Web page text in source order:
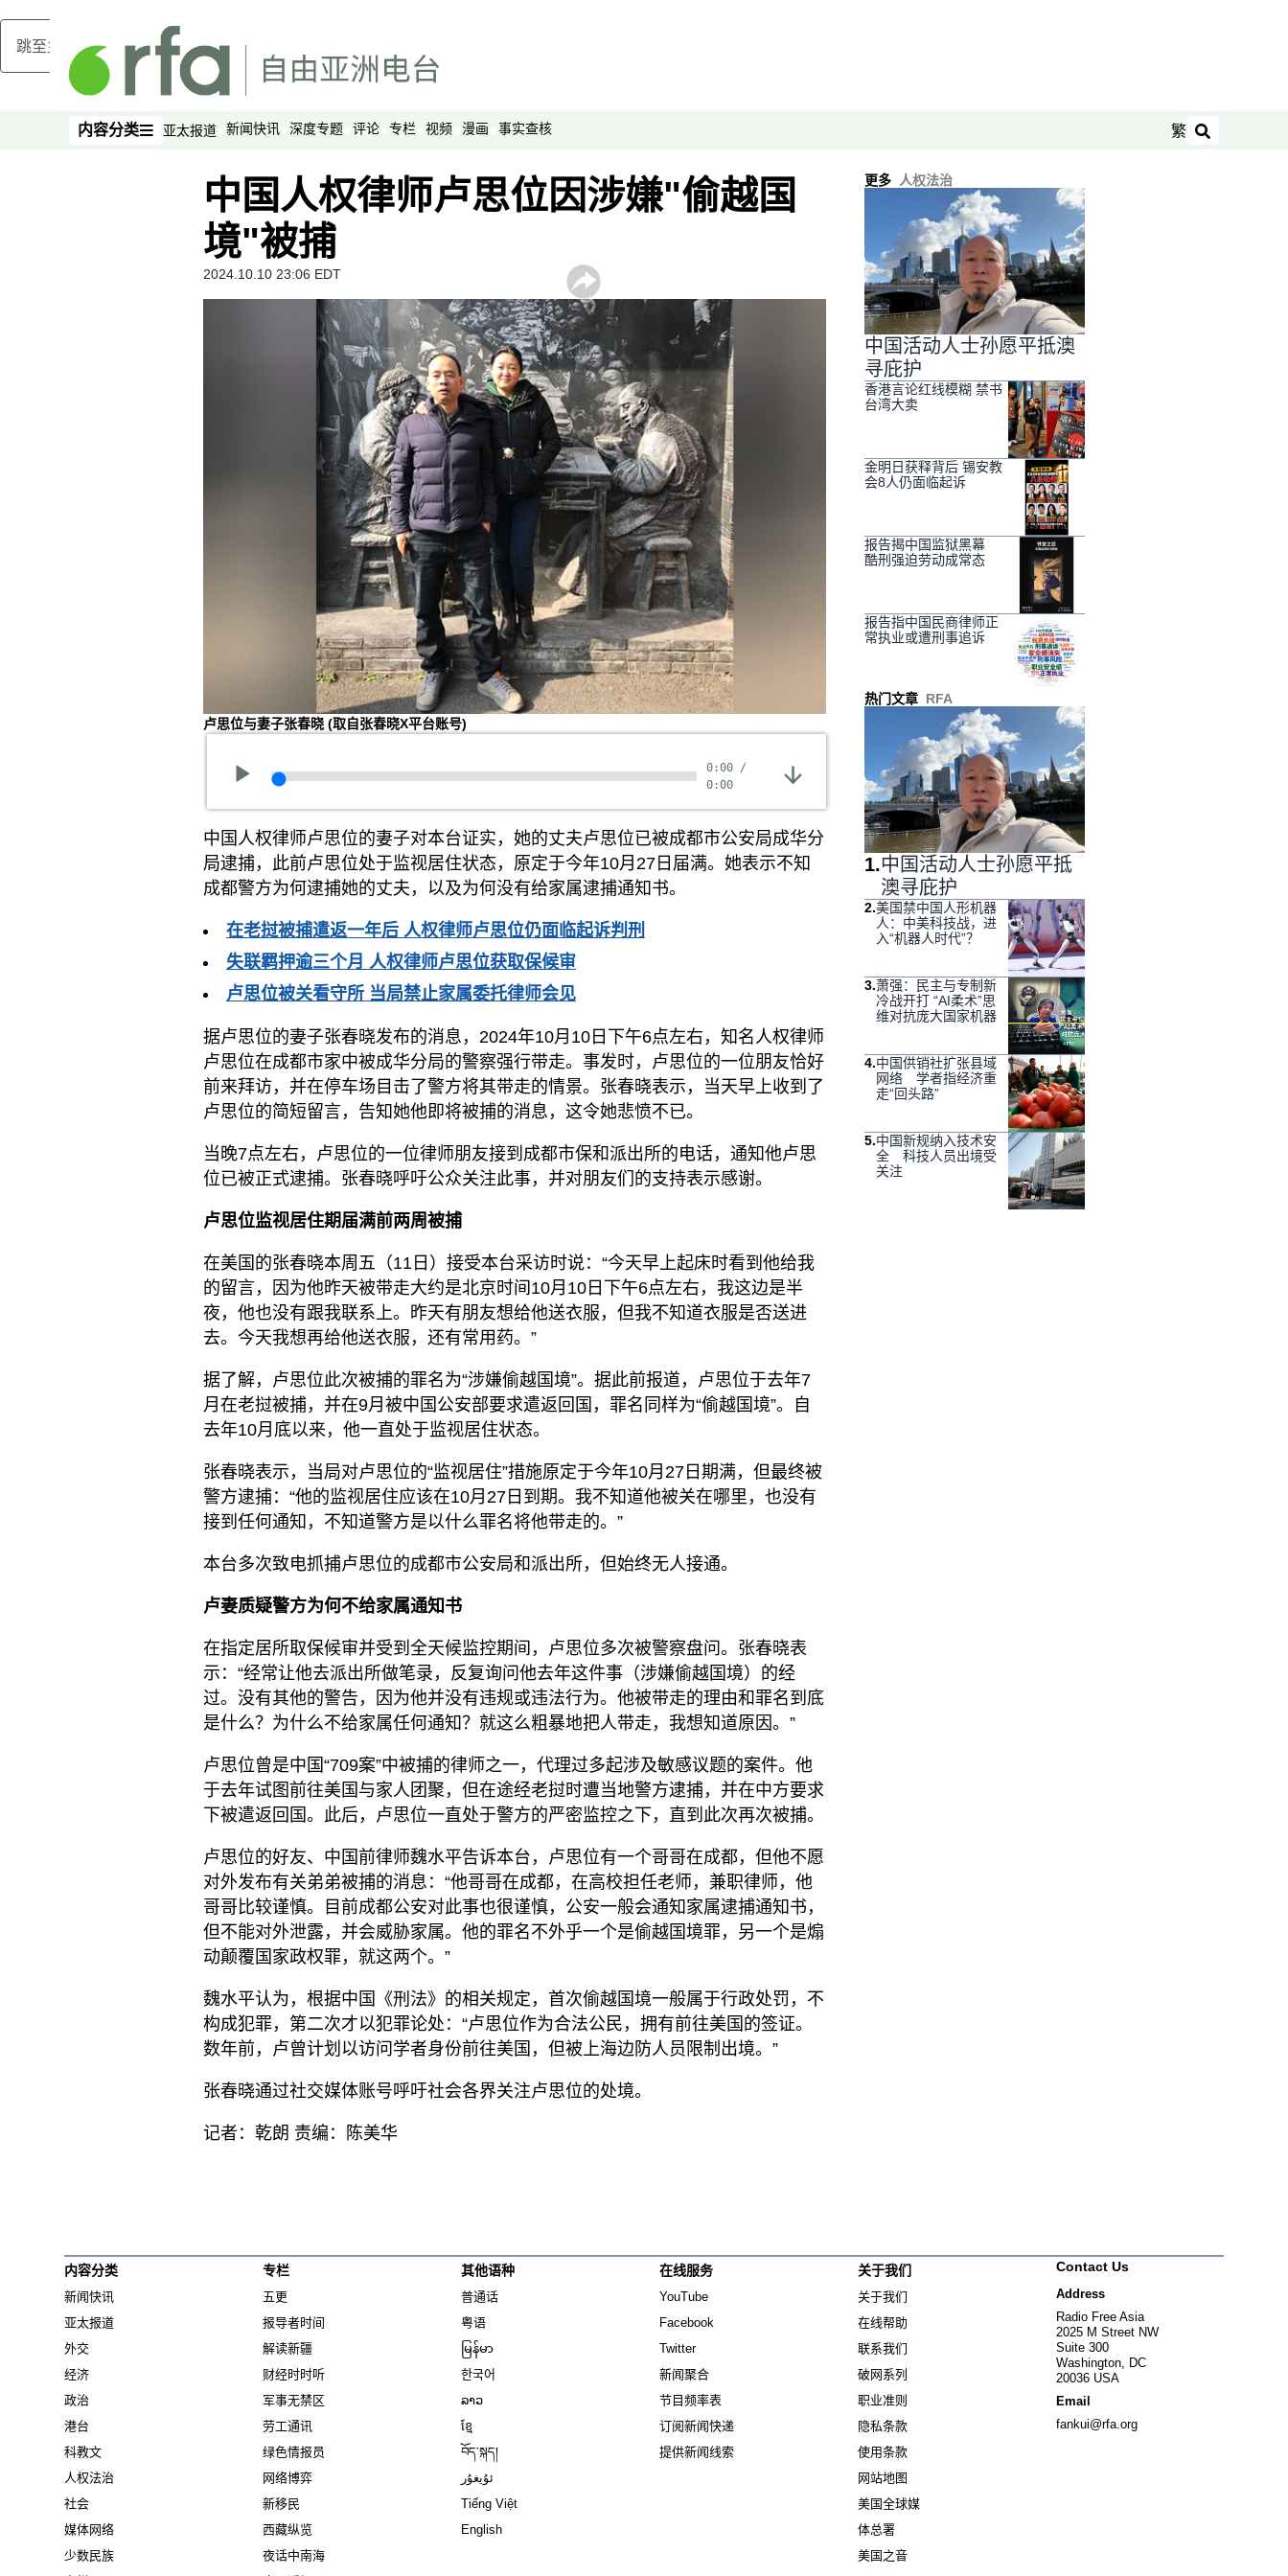
跳至主内容
内容分类
内容分类 亚太报道 新闻快讯 深度专题 评论 专栏 视频 漫画 事实查核 繁
搜索
视频
亚洲很想聊
观点
兵家常事
中国人权律师卢思位因涉嫌"偷越国
境"被捕
2024.10.10 23:06 EDT
卢思位与妻子张春晓 (取自张春晓X平台账号)
0:00 /
0:00
中国人权律师卢思位的妻子对本台证实，她的丈夫卢思位已被成都市公安局成华分
局逮捕，此前卢思位处于监视居住状态，原定于今年10月27日届满。她表示不知
成都警方为何逮捕她的丈夫，以及为何没有给家属逮捕通知书。
在老挝被捕遣返一年后 人权律师卢思位仍面临起诉判刑
失联羁押逾三个月 人权律师卢思位获取保候审
卢思位被关看守所 当局禁止家属委托律师会见
据卢思位的妻子张春晓发布的消息，2024年10月10日下午6点左右，知名人权律师
卢思位在成都市家中被成华分局的警察强行带走。事发时，卢思位的一位朋友恰好
前来拜访，并在停车场目击了警方将其带走的情景。张春晓表示，当天早上收到了
卢思位的简短留言，告知她他即将被捕的消息，这令她悲愤不已。
当晚7点左右，卢思位的一位律师朋友接到成都市保和派出所的电话，通知他卢思
位已被正式逮捕。张春晓呼吁公众关注此事，并对朋友们的支持表示感谢。
卢思位监视居住期届满前两周被捕
在美国的张春晓本周五（11日）接受本台采访时说：“今天早上起床时看到他给我
的留言，因为他昨天被带走大约是北京时间10月10日下午6点左右，我这边是半
夜，他也没有跟我联系上。昨天有朋友想给他送衣服，但我不知道衣服是否送进
去。今天我想再给他送衣服，还有常用药。”
据了解，卢思位此次被捕的罪名为“涉嫌偷越国境”。据此前报道，卢思位于去年7
月在老挝被捕，并在9月被中国公安部要求遣返回国，罪名同样为“偷越国境”。自
去年10月底以来，他一直处于监视居住状态。
张春晓表示，当局对卢思位的“监视居住”措施原定于今年10月27日期满，但最终被
警方逮捕：“他的监视居住应该在10月27日到期。我不知道他被关在哪里，也没有
接到任何通知，不知道警方是以什么罪名将他带走的。”
本台多次致电抓捕卢思位的成都市公安局和派出所，但始终无人接通。
卢妻质疑警方为何不给家属通知书
在指定居所取保候审并受到全天候监控期间，卢思位多次被警察盘问。张春晓表
示：“经常让他去派出所做笔录，反复询问他去年这件事（涉嫌偷越国境）的经
过。没有其他的警告，因为他并没有违规或违法行为。他被带走的理由和罪名到底
是什么？为什么不给家属任何通知？就这么粗暴地把人带走，我想知道原因。”
卢思位曾是中国“709案”中被捕的律师之一，代理过多起涉及敏感议题的案件。他
于去年试图前往美国与家人团聚，但在途经老挝时遭当地警方逮捕，并在中方要求
下被遣返回国。此后，卢思位一直处于警方的严密监控之下，直到此次再次被捕。
卢思位的好友、中国前律师魏水平告诉本台，卢思位有一个哥哥在成都，但他不愿
对外发布有关弟弟被捕的消息：“他哥哥在成都，在高校担任老师，兼职律师，他
哥哥比较谨慎。目前成都公安对此事也很谨慎，公安一般会通知家属逮捕通知书，
但不能对外泄露，并会威胁家属。他的罪名不外乎一个是偷越国境罪，另一个是煽
动颠覆国家政权罪，就这两个。”
魏水平认为，根据中国《刑法》的相关规定，首次偷越国境一般属于行政处罚，不
构成犯罪，第二次才以犯罪论处：“卢思位作为合法公民，拥有前往美国的签证。
数年前，卢曾计划以访问学者身份前往美国，但被上海边防人员限制出境。”
张春晓通过社交媒体账号呼吁社会各界关注卢思位的处境。
记者：乾朗 责编：陈美华
更多 人权法治
中国活动人士孙愿平抵澳
寻庇护
香港言论红线模糊 禁书
台湾大卖
金明日获释背后 锡安教
会8人仍面临起诉
报告揭中国监狱黑幕
酷刑强迫劳动成常态
报告指中国民商律师正
常执业或遭刑事追诉
热门文章 RFA
1.中国活动人士孙愿平抵
澳寻庇护
2.美国禁中国人形机器
人：中美科技战，进
入“机器人时代”？
3.萧强：民主与专制新
冷战开打 “AI柔术”思
维对抗庞大国家机器
4.中国供销社扩张县域
网络 学者指经济重
走“回头路”
5.中国新规纳入技术安
全 科技人员出境受
关注
内容分类
新闻快讯
亚太报道
外交
经济
政治
港台
科教文
人权法治
社会
媒体网络
少数民族
专栏
五更
报导者时间
解读新疆
财经时时听
军事无禁区
劳工通讯
绿色情报员
网络博弈
新移民
西藏纵览
夜话中南海
其他语种
普通话
粤语
မြန်မာ
한국어
ລາວ
ខ្មែ
བོད་སྐད།
ئۇيغۇر
Tiếng Việt
English
在线服务
YouTube
Facebook
Twitter
新闻聚合
节目频率表
订阅新闻快递
提供新闻线索
关于我们
关于我们
在线帮助
联系我们
破网系列
职业准则
隐私条款
使用条款
网站地图
美国全球媒
体总署
美国之音
Contact Us
Address
Radio Free Asia
2025 M Street NW
Suite 300
Washington, DC
20036 USA
Email
fankui@rfa.org